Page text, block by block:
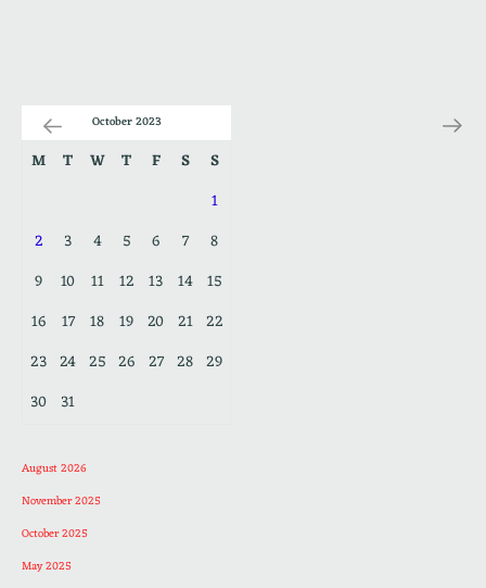
October 2023
M T W T F S
S
1
2
3 4 5 6 7
8
9
10 11 12 13 14 15
16 17 18 19 20 21 22
23 24 25 26 27 28 29
30 31
August 2026
November 2025
October 2025
May 2025